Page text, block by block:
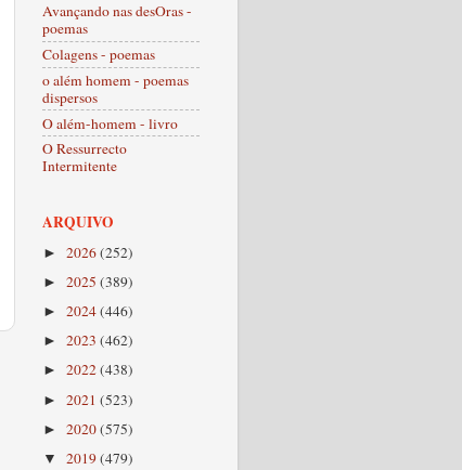
Avançando nas desOras -
poemas
Colagens - poemas
o além homem - poemas
dispersos
O além-homem - livro
O Ressurrecto
Intermitente
ARQUIVO
► 2026(252)
► 2025 (389)
► 2024(446)
► 2023 (462)
► 2022(438)
► 2021 (523)
► 2020(575)
▼ 2019(479)